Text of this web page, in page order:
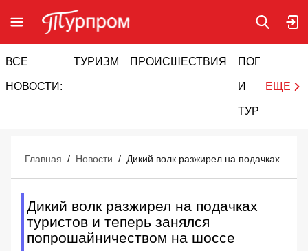
ВСЕ
НОВОСТИ:
ТУРИЗМ ПРОИСШЕСТВИЯ ПОГОДА
И
ТУРИЗМ
ЕЩЕ
Главная / Новости /
Дикий волк разжирел на подачках
туристов и теперь занялся
попрошайничеством на шоссе